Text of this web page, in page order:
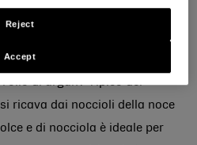
oli per capelli, lavaggi e
di argan.
di argan? Tipico del
ricava dai noccioli della noce
e di nocciola è ideale per
Reject
Accept